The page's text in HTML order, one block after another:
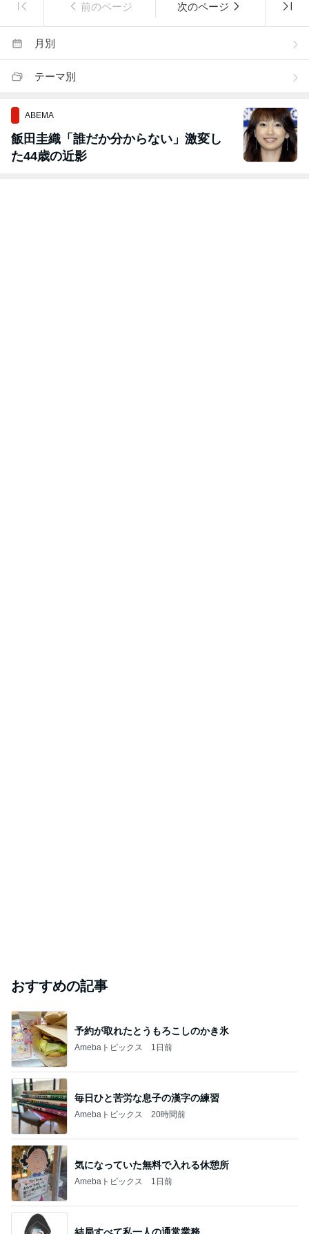
前のページ 次のページ
月別
テーマ別
ABEMA
飯田圭織「誰だか分からない」激変し
た44歳の近影
おすすめの記事
予約が取れたとうもろこしのかき氷
Amebaトピックス 1日前
毎日ひと苦労な息子の漢字の練習
Amebaトピックス 20時間前
気になっていた無料で入れる休憩所
Amebaトピックス 1日前
結局すべて私一人の通常業務